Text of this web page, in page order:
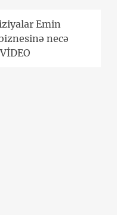
Emin
necə